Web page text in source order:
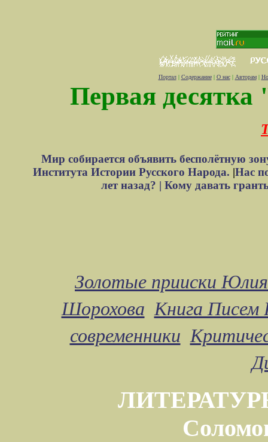
Портал| Содержание| О нас| Авторам|
Первая десятка
Мир собирается объявить бесполётную
Института Истории Русского Народа. |Нас
лет назад? | Кому давать
Золотые прииски
Шорохова Книга Писем
современники